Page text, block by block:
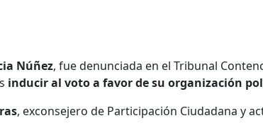
Núñez, fue denunciada en el Tribunal
inducir al voto a favor de su organización
, exconsejero de Participación Ciudadana y